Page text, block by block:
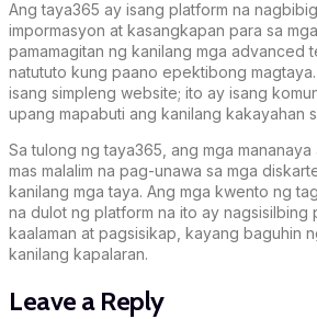
Ang taya365 ay isang platform na
impormasyon at kasangkapan para sa
pamamagitan ng kanilang mga advanced
natututo kung paano epektibong
isang simpleng website; ito ay isang
upang mapabuti ang kanilang kakayahan
Sa tulong ng taya365, ang mga
mas malalim na pag-unawa sa mga
kanilang mga taya. Ang mga kwento ng
na dulot ng platform na ito ay nagsisilbing
kaalaman at pagsisikap, kayang baguhin
kanilang kapalaran.
Leave a Reply